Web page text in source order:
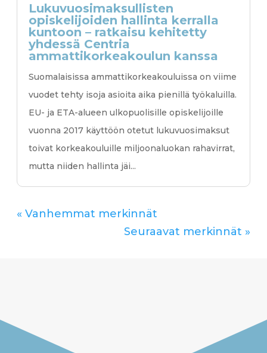
Lukuvuosimaksullisten
opiskelijoiden hallinta kerralla
kuntoon – ratkaisu kehitetty
yhdessä Centria
ammattikorkeakoulun kanssa
Suomalaisissa ammattikorkeakouluissa on viime
vuodet tehty isoja asioita aika pienillä työkaluilla.
EU- ja ETA-alueen ulkopuolisille opiskelijoille
vuonna 2017 käyttöön otetut lukuvuosimaksut
toivat korkeakouluille miljoonaluokan rahavirrat,
mutta niiden hallinta jäi...
« Vanhemmat merkinnät
Seuraavat merkinnät »